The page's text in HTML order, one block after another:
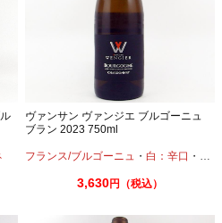
ヴァンサン ヴァンジエ ブルゴーニュ
ブラン 2023 750ml
フランス/ブルゴーニュ ・ 白：辛口 ・ シ
3,630円（税込）